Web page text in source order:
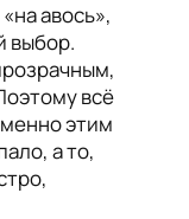
авось»,
выбор.
всё
этим
а то,